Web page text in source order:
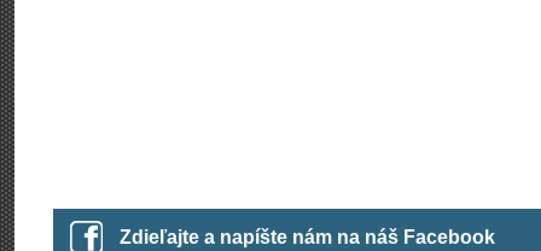
Zdieľajte a napíšte nám na náš Facebook